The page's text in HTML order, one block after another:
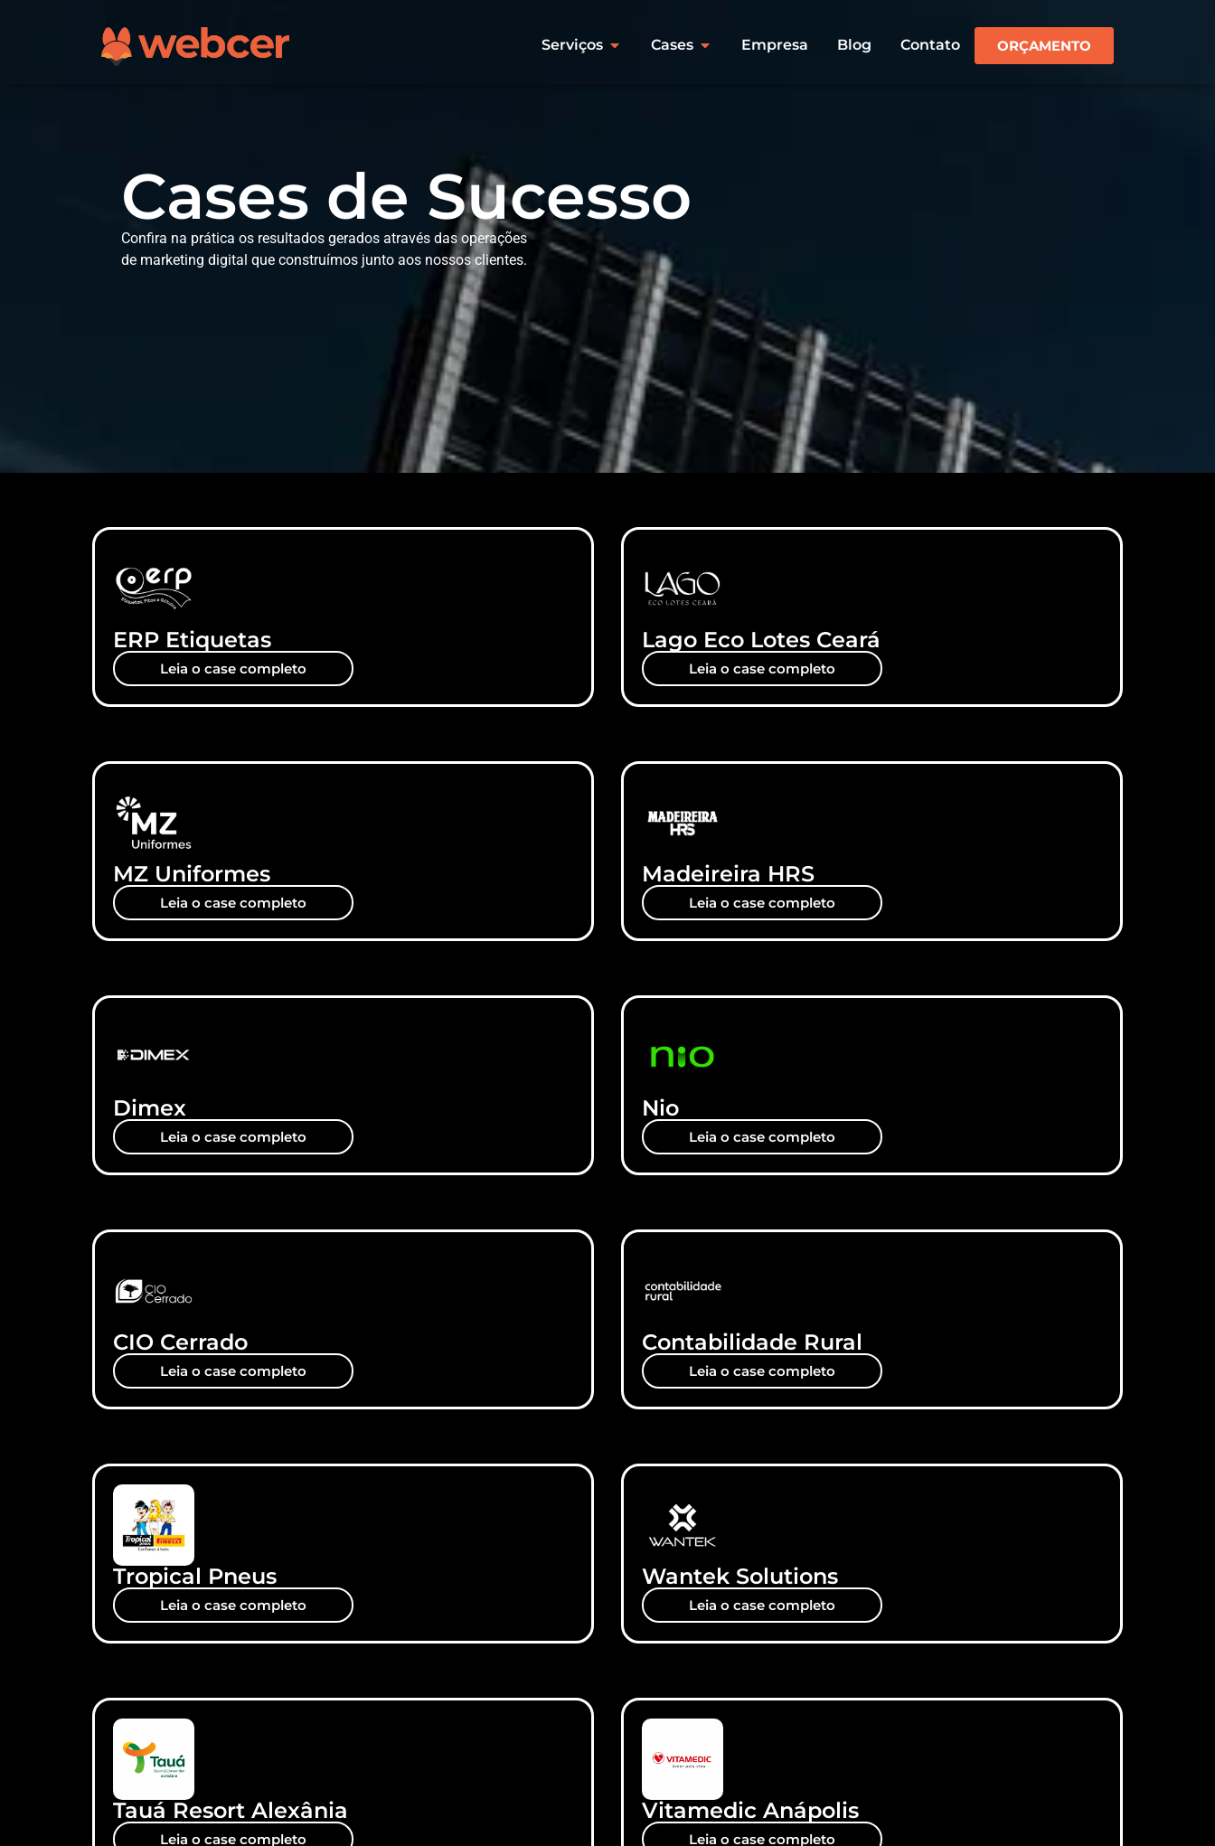
Serviços Cases Empresa Blog Contato ORÇAMENTO
Cases de Sucesso
Confira na prática os resultados gerados através das operações
de marketing digital que construímos junto aos nossos clientes.
ERP Etiquetas
Leia o case completo
Lago Eco Lotes Ceará
Leia o case completo
MZ Uniformes
Leia o case completo
Madeireira HRS
Leia o case completo
Dimex
Leia o case completo
Nio
Leia o case completo
CIO Cerrado
Leia o case completo
Contabilidade Rural
Leia o case completo
Tropical Pneus
Leia o case completo
Wantek Solutions
Leia o case completo
Tauá Resort Alexânia
Leia o case completo
Vitamedic Anápolis
Leia o case completo